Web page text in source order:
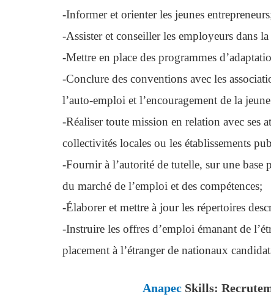
-Informer et orienter les jeunes
-Assister et conseiller les employeurs dans
-Mettre en place des programmes
-Conclure des conventions avec les
l’auto-emploi et l’encouragement de la
-Réaliser toute mission en relation avec ses
collectivités locales ou les établissements
-Fournir à l’autorité de tutelle, sur une
du marché de l’emploi et des compétences;
-Élaborer et mettre à jour les répertoires
-Instruire les offres d’emploi émanant de
placement à l’étranger de nationaux
Anapec Skills: